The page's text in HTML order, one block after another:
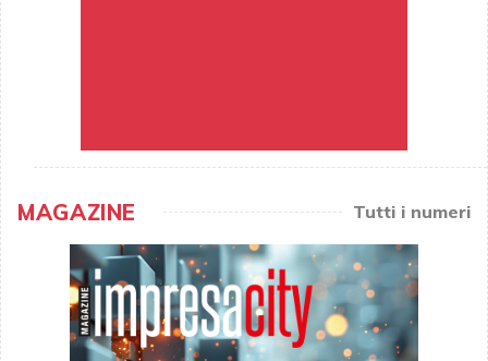
MAGAZINE Tutti i numeri